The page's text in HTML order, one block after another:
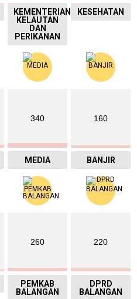
KEMENTERIAN
KELAUTAN
DAN
PERIKANAN
KESEHATAN
340
MEDIA
160
BANJIR
260
PEMKAB
BALANGAN
220
DPRD
BALANGAN